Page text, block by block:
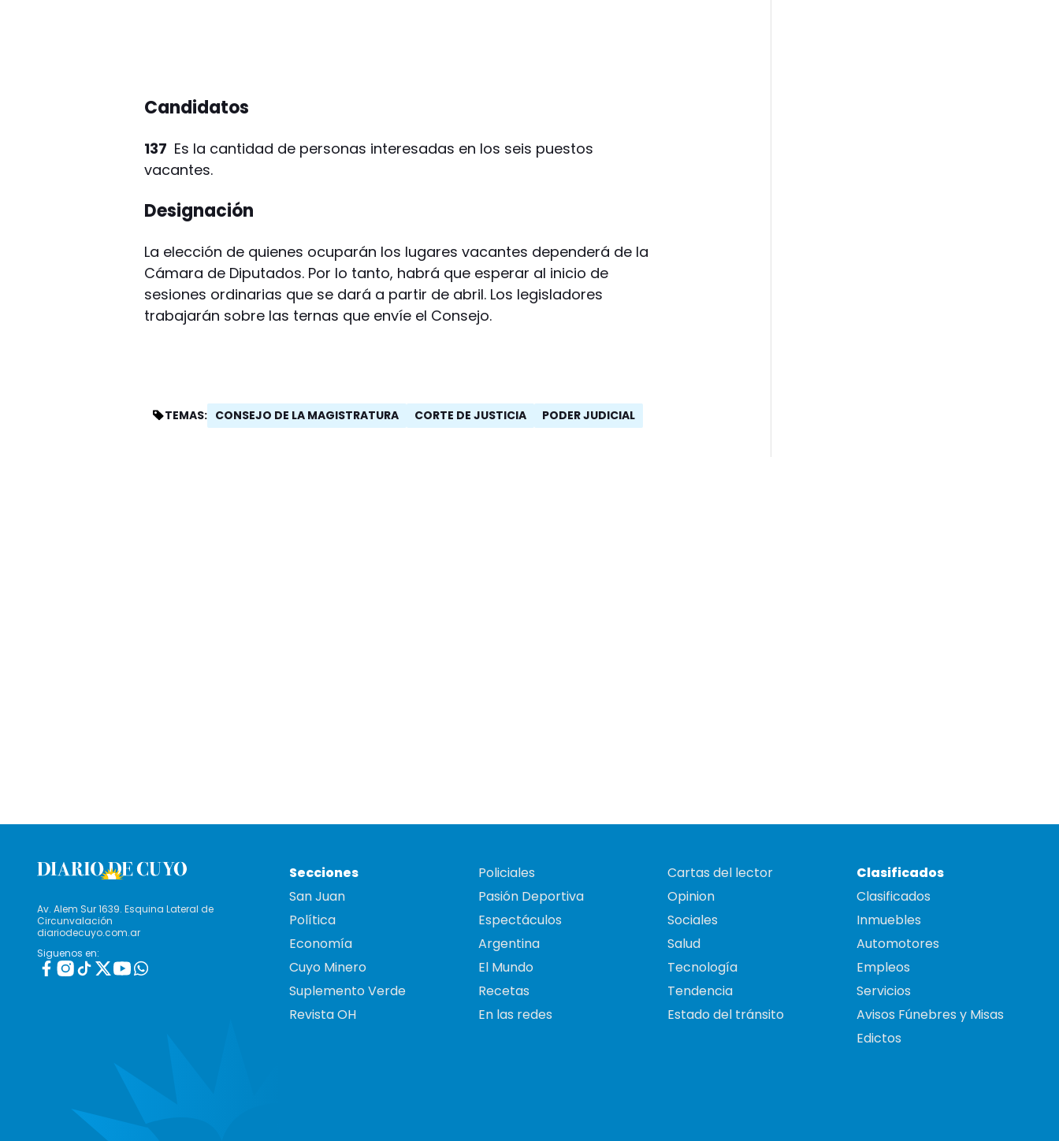
Candidatos
137 Es la cantidad de personas interesadas en los seis puestos
vacantes.
Designación
La elección de quienes ocuparán los lugares vacantes dependerá de la
Cámara de Diputados. Por lo tanto, habrá que esperar al inicio de
sesiones ordinarias que se dará a partir de abril. Los legisladores
trabajarán sobre las ternas que envíe el Consejo.
TEMAS: CONSEJO DE LA MAGISTRATURA CORTE DE JUSTICIA PODER JUDICIAL
Av. Alem Sur 1639. Esquina Lateral de
Circunvalación
diariodecuyo.com.ar
Siguenos en:
Secciones
San Juan
Política
Economía
Cuyo Minero
Suplemento Verde
Revista OH
Policiales
Pasión Deportiva
Espectáculos
Argentina
El Mundo
Recetas
En las redes
Cartas del lector
Opinion
Sociales
Salud
Tecnología
Tendencia
Estado del tránsito
Clasificados
Clasificados
Inmuebles
Automotores
Empleos
Servicios
Avisos Fúnebres y Misas
Edictos